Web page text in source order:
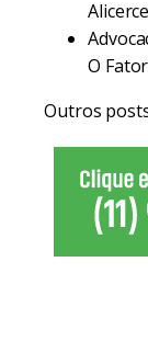
O
Outros